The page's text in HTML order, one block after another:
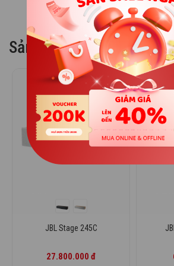
số đáp ứng trung tính cả ở trung và
HDI trên Stage 2 kết hợp với củ loa
Anodized giúp nâng cao hiệu suất và
Bộ phân tần 2.5 đường
woofer phía trên ngay dưới dải âm cao
kế này tạo ra dải âm trung sôi động
Sản phẩm liên quan
JBL Stage 245C
27.800.000 đ